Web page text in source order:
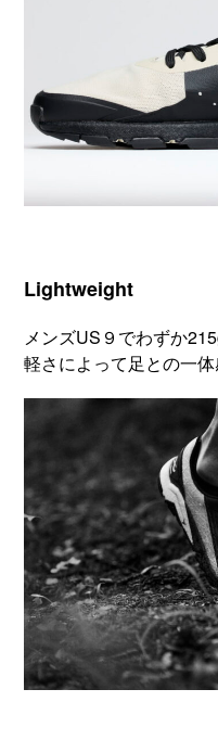
Lightweight
メンズUS９でわずか
軽さによって足との一体